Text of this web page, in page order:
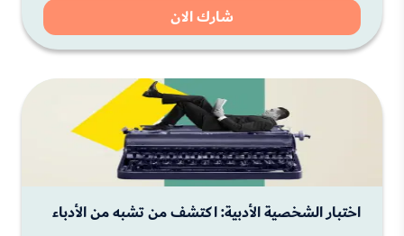
شارك الان
اختبار الشخصية الأدبية: اكتشف من تشبه من الأدباء